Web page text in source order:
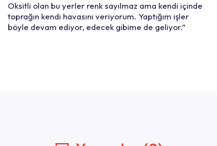
Oksitli olan bu yerler renk sayılmaz ama kendi içinde
toprağın kendi havasını veriyorum. Yaptığım işler
böyle devam ediyor, edecek gibime de geliyor.”